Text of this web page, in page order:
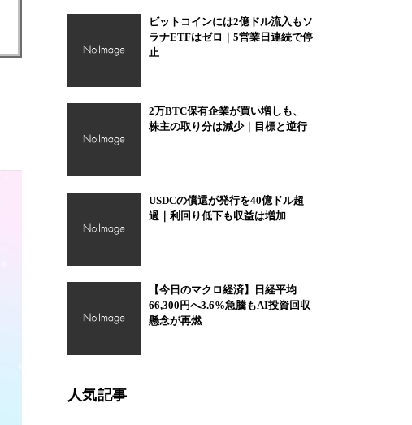
ビットコインには2億ドル流入もソ
ラナETFはゼロ｜5営業日連続で停
止
2万BTC保有企業が買い増しも、
株主の取り分は減少｜目標と逆行
USDCの償還が発行を40億ドル超
過｜利回り低下も収益は増加
【今日のマクロ経済】日経平均
66,300円へ3.6%急騰もAI投資回収
懸念が再燃
人気記事